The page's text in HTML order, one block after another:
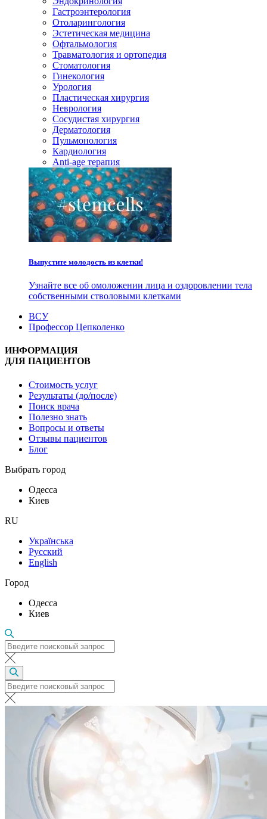
Гастроэнтерология
Отоларингология
Эстетическая медицина
Офтальмология
Травматология и ортопедия
Стоматология
Гинекология
Урология
Пластическая хирургия
Неврология
Сосудистая хирургия
Дерматология
Пульмонология
Кардиология
Anti-age терапия
Выпустите молодость из клетки!
Узнайте все об омоложении лица и оздоровлении тела
собственными стволовыми клетками
ВСУ
Профессор Цепколенко
ИНФОРМАЦИЯ
ДЛЯ ПАЦИЕНТОВ
Стоимость услуг
Результаты (до/после)
Поиск врача
Полезно знать
Вопросы и ответы
Отзывы пациентов
Блог
Выбрать город
Одесса
Киев
RU
Українська
Русский
English
Город
Одесса
Киев